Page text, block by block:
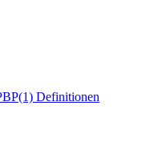
Definitionen